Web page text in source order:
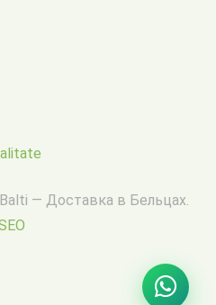
— Доставка в Бельцах.